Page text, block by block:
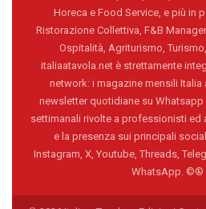
Horeca e Food Service, e più in
Ristorazione Collettiva, F&B
Ospitalità, Agriturismo,
italiaatavola.net è strettamente
network: i magazine mensili Italia
newsletter quotidiane su Whatsapp
settimanali rivolte a professionisti ed
e la presenza sui principali
Instagram, X, Youtube, Threads,
WhatsApp. ©®